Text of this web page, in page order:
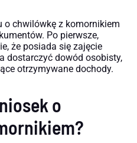
o chwilówkę z komornikiem
Po pierwsze,
że posiada się zajęcie
dostarczyć dowód osobisty,
otrzymywane dochody.
o